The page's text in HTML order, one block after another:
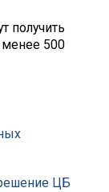
получить
500
ЦБ